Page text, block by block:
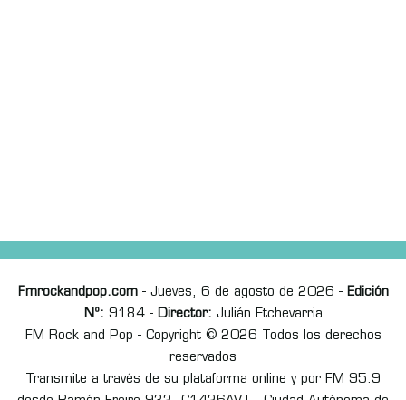
Fmrockandpop.com- Jueves, 6 de agosto de 2026 - Edición
Nº: 9184 - Director: Julián Etchevarria
FM Rock and Pop - Copyright © 2026 Todos los derechos
reservados
Transmite a través de su plataforma online y por FM 95.9